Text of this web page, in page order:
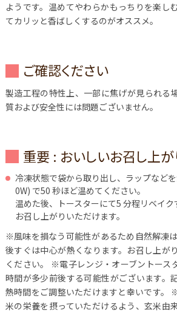
ようです。温めてやわらかもっちりを楽し
てカリッと香ばしくするのがオススメ。
ご確認ください
製造工程の特性上、一部に焦げが見られる
質および安全性には問題ございません。
重要 : おいしいお召し上
冷凍状態で袋から取り出し、ラップなど
0W) で50 秒ほど温めてください。
温めた後、トースターにて5 分程リベイク
お召し上がりいただけます。
※風味を損なう可能性があるため自然解凍
後すぐは中心が熱くなります。お召し上が
ください。
※電子レンジ・オーブントース
時間が多少前後する可能性がございます。
熱時間をご調整いただけますと幸いです。
米の栄養を摂っていただけるよう、玄米由